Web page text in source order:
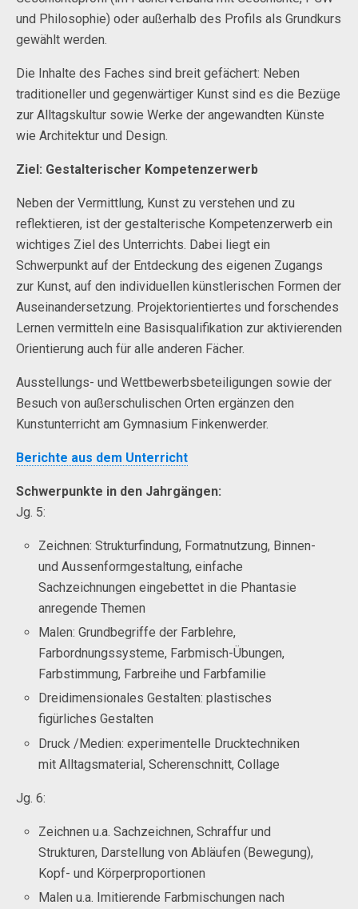
und Philosophie) oder außerhalb des Profils als Grundkurs
gewählt werden.
Die Inhalte des Faches sind breit gefächert: Neben
traditioneller und gegenwärtiger Kunst sind es die Bezüge
zur Alltagskultur sowie Werke der angewandten Künste
wie Architektur und Design.
Ziel: Gestalterischer Kompetenzerwerb
Neben der Vermittlung, Kunst zu verstehen und zu
reflektieren, ist der gestalterische Kompetenzerwerb ein
wichtiges Ziel des Unterrichts. Dabei liegt ein
Schwerpunkt auf der Entdeckung des eigenen Zugangs
zur Kunst, auf den individuellen künstlerischen Formen der
Auseinandersetzung. Projektorientiertes und forschendes
Lernen vermitteln eine Basisqualifikation zur aktivierenden
Orientierung auch für alle anderen Fächer.
Ausstellungs- und Wettbewerbsbeteiligungen sowie der
Besuch von außerschulischen Orten ergänzen den
Kunstunterricht am Gymnasium Finkenwerder.
Berichte aus dem Unterricht
Schwerpunkte in den Jahrgängen:
Jg. 5:
Zeichnen: Strukturfindung, Formatnutzung, Binnen-
und Aussenformgestaltung, einfache
Sachzeichnungen eingebettet in die Phantasie
anregende Themen
Malen: Grundbegriffe der Farblehre,
Farbordnungssysteme, Farbmisch-Übungen,
Farbstimmung, Farbreihe und Farbfamilie
Dreidimensionales Gestalten: plastisches
figürliches Gestalten
Druck /Medien: experimentelle Drucktechniken
mit Alltagsmaterial, Scherenschnitt, Collage
Jg. 6:
Zeichnen u.a. Sachzeichnen, Schraffur und
Strukturen, Darstellung von Abläufen (Bewegung),
Kopf- und Körperproportionen
Malen u.a. Imitierende Farbmischungen nach